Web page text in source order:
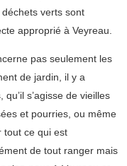
verts sont
approprié à Veyreau.
pas seulement les
de jardin, il y a
s’agisse de vieilles
et pourries, ou même
tout ce qui est
de tout ranger mais